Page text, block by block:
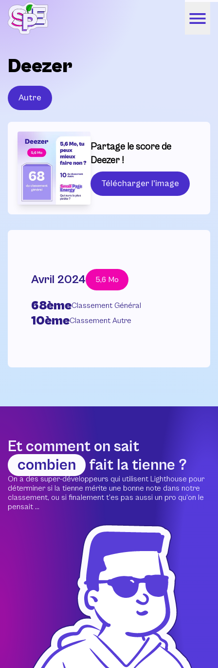
Deezer
Autre
Partage le score de
Deezer !
Télécharger l'image
Avril 2024 5,6 Mo
68èmeClassement Général
10èmeClassement Autre
Et comment on sait
combien
fait la tienne ?
On a des super-développeurs qui utilisent Lighthouse pour
déterminer si la tienne mérite une bonne note dans notre
classement, ou si finalement t’es pas aussi un pro qu’on le
pensait ...